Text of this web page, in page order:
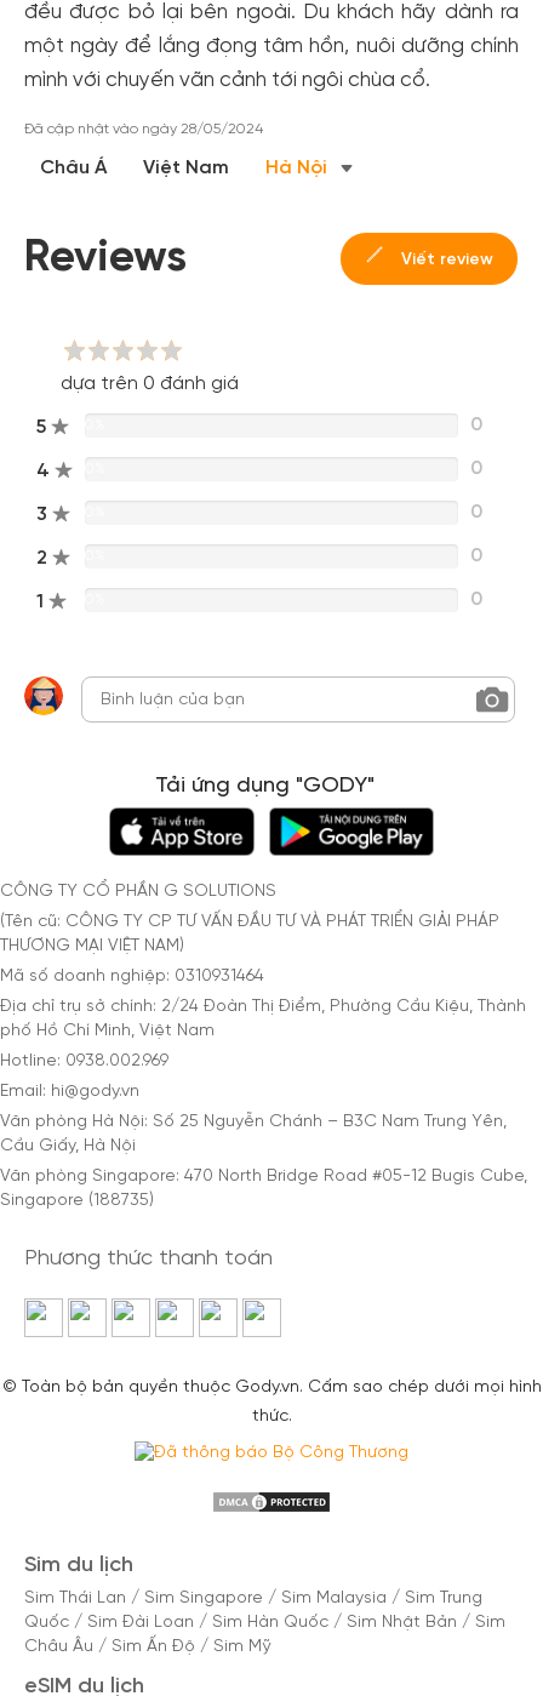
đều được bỏ lại bên ngoài. Du khách hãy dành ra
một ngày để lắng đọng tâm hồn, nuôi dưỡng chính
mình với chuyến vãn cảnh tới ngôi chùa cổ.
Đã cập nhật vào ngày 28/05/2024
Châu Á Việt Nam Hà Nội
Reviews Viết review
dựa trên 0 đánh giá
5 0
4 0
3 0
2 0
1 0
Tải ứng dụng "GODY"
CÔNG TY CỔ PHẦN G SOLUTIONS
(Tên cũ: CÔNG TY CP TƯ VẤN ĐẦU TƯ VÀ PHÁT TRIỂN GIẢI PHÁP
THƯƠNG MẠI VIỆT NAM)
Mã số doanh nghiệp: 0310931464
Địa chỉ trụ sở chính: 2/24 Đoàn Thị Điểm, Phường Cầu Kiệu, Thành
phố Hồ Chí Minh, Việt Nam
Hotline: 0938.002.969
Email: hi@gody.vn
Văn phòng Hà Nội: Số 25 Nguyễn Chánh – B3C Nam Trung Yên,
Cầu Giấy, Hà Nội
Văn phòng Singapore: 470 North Bridge Road #05-12 Bugis Cube,
Singapore (188735)
Phương thức thanh toán
© Toàn bộ bản quyền thuộc Gody.vn. Cấm sao chép dưới mọi hình
thức.
Sim du lịch
Sim Thái Lan / Sim Singapore / Sim Malaysia / Sim Trung
Quốc / Sim Đài Loan / Sim Hàn Quốc / Sim Nhật Bản / Sim
Châu Âu / Sim Ấn Độ / Sim Mỹ
eSIM du lịch